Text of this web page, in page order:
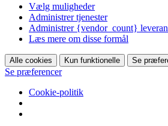
Vælg muligheder
Administrer tjenester
Administrer {vendor_count}
Læs mere om disse formål
Alle cookies Kun funktionelle Se
Se præferencer
Cookie-politik